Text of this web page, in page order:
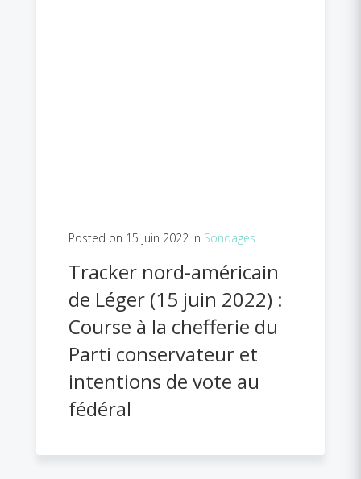
Posted on 15 juin 2022 in Sondages
Tracker nord-américain
de Léger (15 juin 2022) :
Course à la chefferie du
Parti conservateur et
intentions de vote au
fédéral